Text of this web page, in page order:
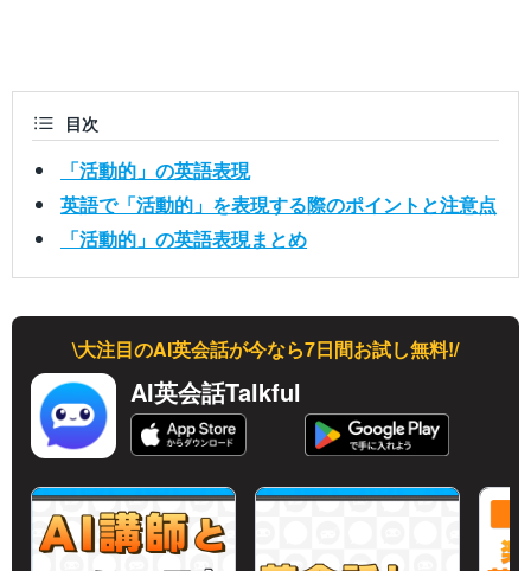
目次
「活動的」の英語表現
英語で「活動的」を表現する際のポイントと注意点
「活動的」の英語表現まとめ
\大注目のAI英会話が今なら7日間お試し無料!/
AI英会話Talkful